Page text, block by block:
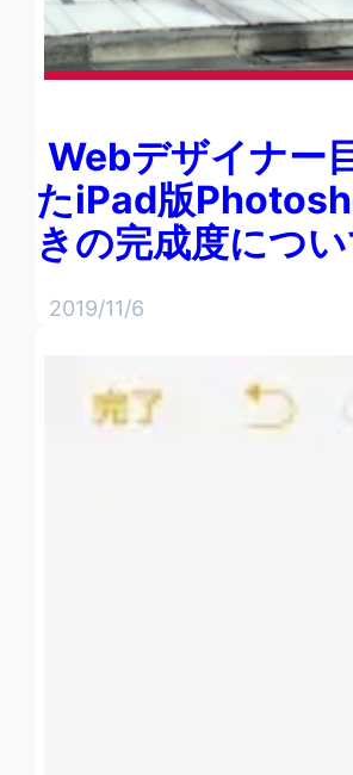
Webデザイナー
たiPad版
きの完成度につ
2019/11/6